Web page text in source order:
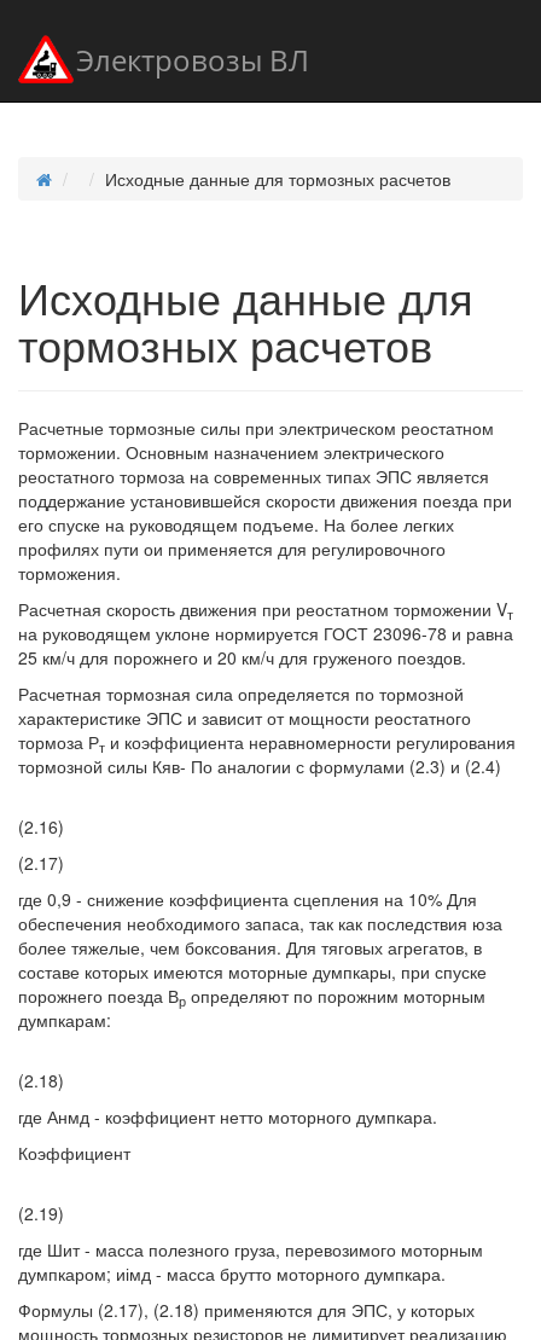
Электровозы ВЛ
Исходные данные для тормозных расчетов
Исходные данные для
тормозных расчетов
Расчетные тормозные силы при электрическом реостатном
торможении. Основным назначением электрического
реостатного тормоза на современных типах ЭПС является
поддержание установившейся скорости движения поезда при
его спуске на руководящем подъеме. На более легких
профилях пути ои применяется для регулировочного
торможения.
Расчетная скорость движения при реостатном торможении Vт
на руководящем уклоне нормируется ГОСТ 23096-78 и равна
25 км/ч для порожнего и 20 км/ч для груженого поездов.
Расчетная тормозная сила определяется по тормозной
характеристике ЭПС и зависит от мощности реостатного
тормоза Рт и коэффициента неравномерности регулирования
тормозной силы Кяв- По аналогии с формулами (2.3) и (2.4)
(2.16)
(2.17)
где 0,9 - снижение коэффициента сцепления на 10% Для
обеспечения необходимого запаса, так как последствия юза
более тяжелые, чем боксования. Для тяговых агрегатов, в
составе которых имеются моторные думпкары, при спуске
порожнего поезда Вр определяют по порожним моторным
думпкарам:
(2.18)
где Анмд - коэффициент нетто моторного думпкара.
Коэффициент
(2.19)
где Шит - масса полезного груза, перевозимого моторным
думпкаром; иімд - масса брутто моторного думпкара.
Формулы (2.17), (2.18) применяются для ЭПС, у которых
мощность тормозных резисторов не лимитирует реализацию